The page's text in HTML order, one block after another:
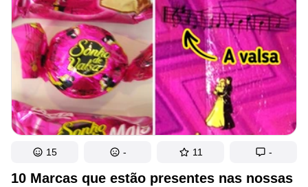
10 Marcas que estão presentes nas nossas
15 - 11 -